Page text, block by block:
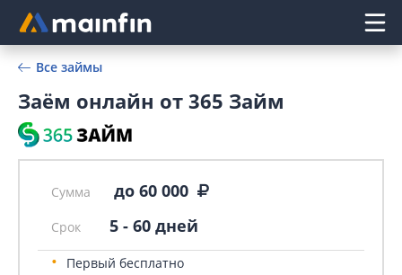
Главное меню
Все займы
Заём онлайн от 365 Займ
Сумма до 60 000
Срок 5 - 60 дней
Первый бесплатно